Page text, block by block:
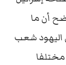
أن ما
اليهود شعب